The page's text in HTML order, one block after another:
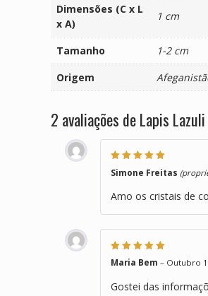
Dimensões (C x L
x A)
1 cm
Tamanho
1-2 cm
Origem
2 avaliações deLapis
Avaliação
de
5
Simone Freitas
Amo os cristais de
Avaliação
5
Maria Bem – Outubro
Gostei das